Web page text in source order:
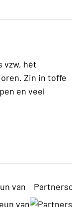
vzw, hét
Zin in toffe
en veel
van